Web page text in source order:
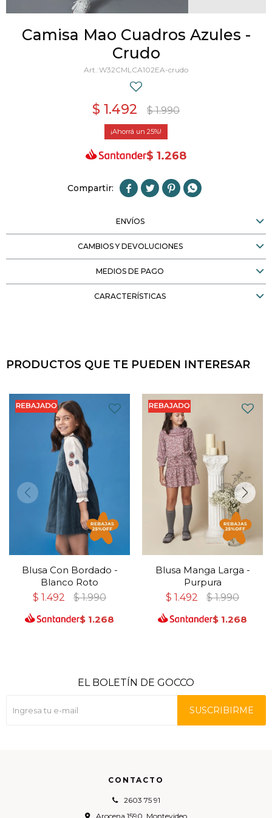
Camisa Mao Cuadros Azules -
Crudo
W32CMLCA102EA-crudo
$ 1.492 $ 1.990
25
$ 1.268
   
ENVÍOS
CAMBIOS Y DEVOLUCIONES
MEDIOS DE PAGO
CARACTERÍSTICAS
PRODUCTOS QUE TE PUEDEN INTERESAR
Blusa Con Bordado -
Blanco Roto
$ 1.492 $ 1.990
$ 1.268
Blusa Manga Larga -
Purpura
$ 1.492 $ 1.990
$ 1.268
CONTACTO
2603 75 91
Arocena 1590, Montevideo
EL BOLETÍN DE GOCCO
SUSCRIBIRME